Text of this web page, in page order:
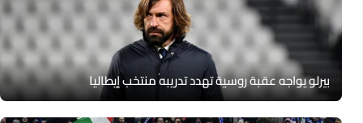
بيرلو يواجه عقبة روسية تهدد تدريبه منتخب إيطاليا